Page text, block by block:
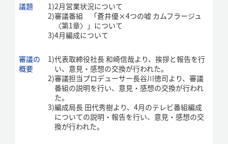
議題 1)2月営業状況について
2)審議番組 「蒼井優×4つの嘘 カムフラージュ
〈第1章〉」について
3)4月編成について
審議の
概要
1)代表取締役社長 和崎信哉より、挨拶と報告を行
い、意見・感想の交換が行われた。
2)審議担当プロデューサー長谷川徳司より、審議
番組の説明を行い、意見・感想の交換が行われ
た。
3)編成局長 田代秀樹より、4月のテレビ番組編成
についての説明・報告を行い、意見・感想の交
換が行われた。